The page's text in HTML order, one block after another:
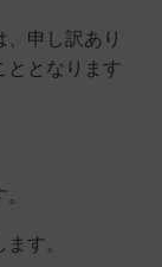
、申し訳あり
ととなります
す。